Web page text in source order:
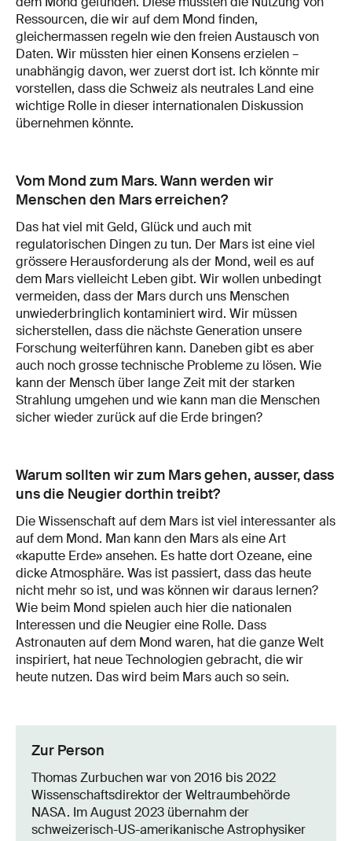
Ressourcen, die wir auf dem Mond finden,
gleichermassen regeln wie den freien Austausch von
Daten. Wir müssten hier einen Konsens erzielen –
unabhängig davon, wer zuerst dort ist. Ich könnte mir
vorstellen, dass die Schweiz als neutrales Land eine
wichtige Rolle in dieser internationalen Diskussion
übernehmen könnte.
Vom Mond zum Mars. Wann werden wir
Menschen den Mars erreichen?
Das hat viel mit Geld, Glück und auch mit
regulatorischen Dingen zu tun. Der Mars ist eine viel
grössere Herausforderung als der Mond, weil es auf
dem Mars vielleicht Leben gibt. Wir wollen unbedingt
vermeiden, dass der Mars durch uns Menschen
unwiederbringlich kontaminiert wird. Wir müssen
sicherstellen, dass die nächste Generation unsere
Forschung weiterführen kann. Daneben gibt es aber
auch noch grosse technische Probleme zu lösen. Wie
kann der Mensch über lange Zeit mit der starken
Strahlung umgehen und wie kann man die Menschen
sicher wieder zurück auf die Erde bringen?
Warum sollten wir zum Mars gehen, ausser, dass
uns die Neugier dorthin treibt?
Die Wissenschaft auf dem Mars ist viel interessanter als
auf dem Mond. Man kann den Mars als eine Art
«kaputte Erde» ansehen. Es hatte dort Ozeane, eine
dicke Atmosphäre. Was ist passiert, dass das heute
nicht mehr so ist, und was können wir daraus lernen?
Wie beim Mond spielen auch hier die nationalen
Interessen und die Neugier eine Rolle. Dass
Astronauten auf dem Mond waren, hat die ganze Welt
inspiriert, hat neue Technologien gebracht, die wir
heute nutzen. Das wird beim Mars auch so sein.
Zur Person
Thomas Zurbuchen war von 2016 bis 2022
Wissenschaftsdirektor der Weltraumbehörde
NASA. Im August 2023 übernahm der
schweizerisch-US-amerikanische Astrophysiker